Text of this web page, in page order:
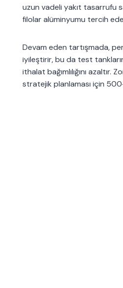
uzun vadeli yakıt tasarrufu
filolar alüminyumu tercih
Devam eden tartışmada,
iyileştirir, bu da test
ithalat bağımlılığını
stratejik planlaması için